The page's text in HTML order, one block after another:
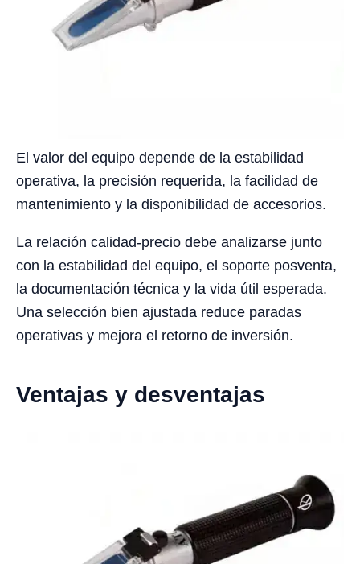
El valor del equipo depende de la estabilidad
operativa, la precisión requerida, la facilidad de
mantenimiento y la disponibilidad de accesorios.
La relación calidad-precio debe analizarse junto
con la estabilidad del equipo, el soporte posventa,
la documentación técnica y la vida útil esperada.
Una selección bien ajustada reduce paradas
operativas y mejora el retorno de inversión.
Ventajas y desventajas